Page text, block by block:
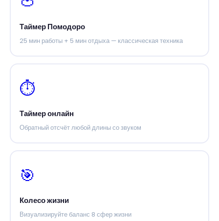
Таймер Помодоро
25 мин работы + 5 мин отдыха — классическая техника
⏱️
Таймер онлайн
Обратный отсчёт любой длины со звуком
🎯
Колесо жизни
Визуализируйте баланс 8 сфер жизни